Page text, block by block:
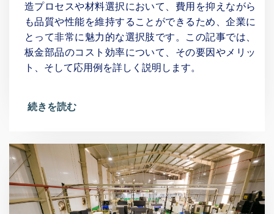
造プロセスや材料選択において、費用を抑えながら
も品質や性能を維持することができるため、企業に
とって非常に魅力的な選択肢です。この記事では、
板金部品のコスト効率について、その要因やメリッ
ト、そして応用例を詳しく説明します。
続きを読む